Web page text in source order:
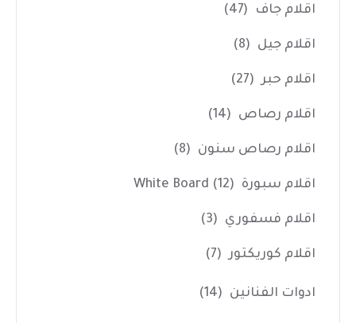
اقلام جاف (47)
اقلام جيل (8)
اقلام حبر (27)
اقلام رصاص (14)
اقلام رصاص سنون (8)
اقلام سبورة White Board (12)
اقلام فسفوري (3)
اقلام كوريكتور (7)
ادوات الفنانين (14)